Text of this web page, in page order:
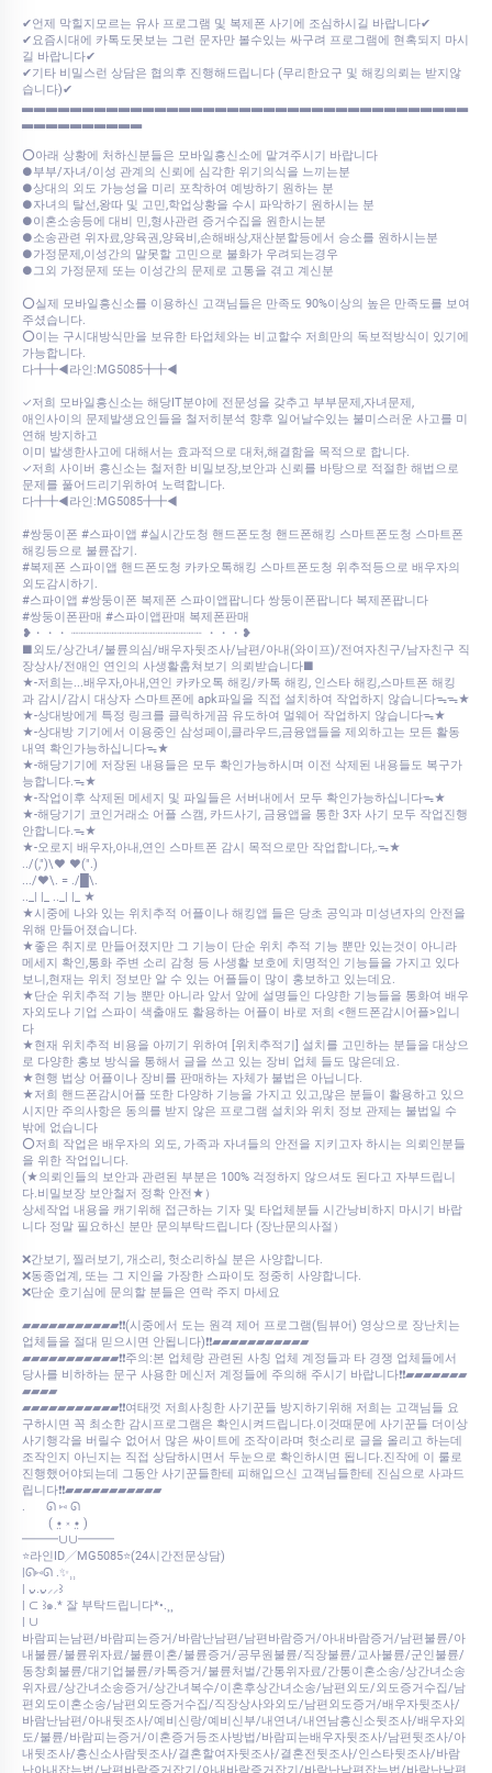
✔언제 막힐지모르는 유사 프로그램 및 복제폰 사기에 조심하시길 바랍니다✔
✔요즘시대에 카톡도못보는 그런 문자만 볼수있는 싸구려 프로그램에 현혹되지 마시
길 바랍니다✔
✔기타 비밀스런 상담은 협의후 진행해드립니다 (무리한요구 및 해킹의뢰는 받지않
습니다)✔
▃▃▃▃▃▃▃▃▃▃▃▃▃▃▃▃▃▃▃▃▃▃▃▃▃▃▃▃▃▃▃▃▃▃▃▃▃
▃▃▃▃▃▃▃▃▃▃
⭕아래 상황에 처하신분들은 모바일흥신소에 맡겨주시기 바랍니다
●부부/자녀/이성 관계의 신뢰에 심각한 위기의식을 느끼는분
●상대의 외도 가능성을 미리 포착하여 예방하기 원하는 분
●자녀의 탈선,왕따 및 고민,학업상황을 수시 파악하기 원하시는 분
●이혼소송등에 대비 민,형사관련 증거수집을 원한시는분
●소송관련 위자료,양육권,양육비,손해배상,재산분할등에서 승소를 원하시는분
●가정문제,이성간의 말못할 고민으로 불화가 우려되는경우
●그외 가정문제 또는 이성간의 문제로 고통을 겪고 계신분
⭕실제 모바일흥신소를 이용하신 고객님들은 만족도 90%이상의 높은 만족도를 보여
주셨습니다.
⭕이는 구시대방식만을 보유한 타업체와는 비교할수 저희만의 독보적방식이 있기에
가능합니다.
다╋╋◀라인:MG5085╋╋◀
✓저희 모바일흥신소는 해당IT분야에 전문성을 갖추고 부부문제,자녀문제,
애인사이의 문제발생요인들을 철저히분석 향후 일어날수있는 불미스러운 사고를 미
연해 방지하고
이미 발생한사고에 대해서는 효과적으로 대처,해결함을 목적으로 합니다.
✓저희 사이버 흥신소는 철저한 비밀보장,보안과 신뢰를 바탕으로 적절한 해법으로
문제를 풀어드리기위하여 노력합니다.
다╋╋◀라인:MG5085╋╋◀
#쌍둥이폰 #스파이앱 #실시간도청 핸드폰도청 핸드폰해킹 스마트폰도청 스마트폰
해킹등으로 불륜잡기.
#복제폰 스파이앱 핸드폰도청 카카오톡해킹 스마트폰도청 위추적등으로 배우자의
외도감시하기.
#스파이앱 #쌍둥이폰 복제폰 스파이앱팝니다 쌍둥이폰팝니다 복제폰팝니다
#쌍둥이폰판매 #스파이앱판매 복제폰판매
❥・・・ ┈┈┈┈┈┈┈┈┈┈┈┈┈┈┈┈┈ ・・・❥
■외도/상간녀/불륜의심/배우자뒷조사/남편/아내(와이프)/전여자친구/남자친구 직
장상사/전애인 연인의 사생활훔쳐보기 의뢰받습니다■
★-저희는...배우자,아내,연인 카카오톡 해킹/카톡 해킹, 인스타 해킹,스마트폰 해킹
과 감시/감시 대상자 스마트폰에 apk파일을 직접 설치하여 작업하지 않습니다ᯓᯓ★
★-상대방에게 특정 링크를 클릭하게끔 유도하여 멀웨어 작업하지 않습니다ᯓ★
★-상대방 기기에서 이용중인 삼성페이,클라우드,금융앱들을 제외하고는 모든 활동
내역 확인가능하십니다ᯓ★
★-해당기기에 저장된 내용들은 모두 확인가능하시며 이전 삭제된 내용들도 복구가
능합니다.ᯓ★
★-작업이후 삭제된 메세지 및 파일들은 서버내에서 모두 확인가능하십니다ᯓ★
★-해당기기 코인거래소 어플 스캠, 카드사기, 금융앱을 통한 3자 사기 모두 작업진행
안합니다.ᯓ★
★-오로지 배우자,아내,연인 스마트폰 감시 목적으로만 작업합니다,.ᯓ★
../(,")\♥ ♥(".)
.../♥\. = ./█\.
.._| |_ .._| |_ ★
★시중에 나와 있는 위치추적 어플이나 해킹앱 들은 당초 공익과 미성년자의 안전을
위해 만들어졌습니다.
★좋은 취지로 만들어졌지만 그 기능이 단순 위치 추적 기능 뿐만 있는것이 아니라
메세지 확인,통화 주변 소리 감청 등 사생활 보호에 치명적인 기능들을 가지고 있다
보니,현재는 위치 정보만 알 수 있는 어플들이 많이 홍보하고 있는데요.
★단순 위치추적 기능 뿐만 아니라 앞서 앞에 설명들인 다양한 기능들을 통화여 배우
자외도나 기업 스파이 색출애도 활용하는 어플이 바로 저희 <핸드폰감시어플>입니
다
★현재 위치추적 비용을 아끼기 위하여 [위치추적기] 설치를 고민하는 분들을 대상으
로 다양한 홍보 방식을 통해서 글을 쓰고 있는 장비 업체 들도 많은데요.
★현행 법상 어플이나 장비를 판매하는 자체가 불법은 아닙니다.
★저희 핸드폰감시어플 또한 다양하 기능을 가지고 있고,많은 분들이 활용하고 있으
시지만 주의사항은 동의를 받지 않은 프로그램 설치와 위치 정보 관제는 불법일 수
밖에 없습니다
⭕저희 작업은 배우자의 외도, 가족과 자녀들의 안전을 지키고자 하시는 의뢰인분들
을 위한 작업입니다.
(★의뢰인들의 보안과 관련된 부분은 100% 걱정하지 않으셔도 된다고 자부드립니
다.비밀보장 보안철저 정확 안전★）
상세작업 내용을 캐기위해 접근하는 기자 및 타업체분들 시간낭비하지 마시기 바랍
니다 정말 필요하신 분만 문의부탁드립니다 (장난문의사절）
❌간보기, 찔러보기, 개소리, 헛소리하실 분은 사양합니다.
❌동종업계, 또는 그 지인을 가장한 스파이도 정중히 사양합니다.
❌단순 호기심에 문의할 분들은 연락 주지 마세요
▰▰▰▰▰▰▰▰▰▰▰❗❗(시중에서 도는 원격 제어 프로그램(팀뷰어) 영상으로 장난치는
업체들을 절대 믿으시면 안됩니다)❗❗▰▰▰▰▰▰▰▰▰▰▰
▰▰▰▰▰▰▰▰▰▰▰❗❗주의:본 업체랑 관련된 사칭 업체 계정들과 타 경쟁 업체들에서
당사를 비하하는 문구 사용한 메신저 계정들에 주의해 주시기 바랍니다❗❗▰▰▰▰▰▰▰
▰▰▰▰
▰▰▰▰▰▰▰▰▰▰▰❗❗여태껏 저희사칭한 사기꾼들 방지하기위해 저희는 고객님들 요
구하시면 꼭 최소한 감시프로그램은 확인시켜드립니다.이것때문에 사기꾼들 더이상
사기행각을 버릴수 없어서 많은 싸이트에 조작이라며 헛소리로 글을 올리고 하는데
조작인지 아닌지는 직접 상담하시면서 두눈으로 확인하시면 됩니다.진작에 이 룰로
진행했어야되는데 그동안 사기꾼들한테 피해입으신 고객님들한테 진심으로 사과드
립니다❗❗▰▰▰▰▰▰▰▰▰▰▰
.⠀⠀ ᘏ ⑅ ᘏ
⠀⠀⠀( •̤ ༝ •̤ )
━━━∪∪━━━
⭐라인ID╱MG5085⭐(24시간전문상담)
|ᘏ⑅ᘏ .✨⸒⸒
| ᴗ͈.ᴗ͈⸝⸝꒱
| ⊂ ꒱๑.* 잘 부탁드립니다*•.¸¸
| ∪
바람피는남편/바람피는증거/바람난남편/남편바람증거/아내바람증거/남편불륜/아
내불륜/불륜위자료/불륜이혼/불륜증거/공무원불륜/직장불륜/교사불륜/군인불륜/
동창회불륜/대기업불륜/카톡증거/불륜처벌/간통위자료/간통이혼소송/상간녀소송
위자료/상간녀소송증거/상간녀복수/이혼후상간녀소송/남편외도/외도증거수집/남
편외도이혼소송/남편외도증거수집/직장상사와외도/남편외도증거/배우자뒷조사/
바람난남편/아내뒷조사/예비신랑/예비신부/내연녀/내연남흥신소뒷조사/배우자외
도/불륜/바람피는증거/이혼증거등조사방법/바람피는배우자뒷조사/남편뒷조사/아
내뒷조사/흥신소사람뒷조사/결혼할여자뒷조사/결혼전뒷조사/인스타뒷조사/바람